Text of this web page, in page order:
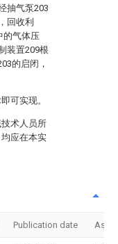
抽气泵203
回收利
的气体压
装置209根
的启闭，
可实现。
术人员所
应在本实
Publication date